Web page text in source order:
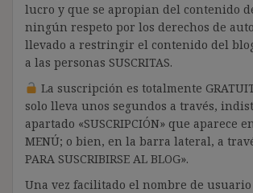
lucro y que se apropian del contenido
ningún respeto por los derechos de
llevado a restringir el contenido del
a las personas SUSCRITAS.
La suscripción es totalmente
solo lleva unos segundos a través,
apartado «SUSCRIPCIÓN» que aparece
MENÚ; o bien, en la barra lateral, a
PARA SUSCRIBIRSE AL BLOG».
Una vez facilitado el nombre de